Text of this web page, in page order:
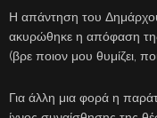
Η απάντηση του
ακυρώθηκε η απόφαση
(βρε ποιον μου θυμίζει,
Για άλλη μια φορά η